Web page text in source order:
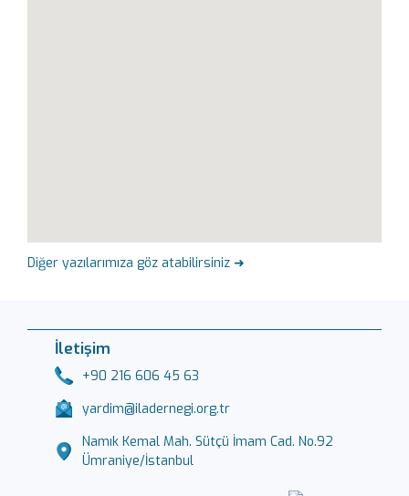
Diğer yazılarımıza göz atabilirsiniz ➜
İletişim
+90 216 606 45 63
yardim@iladernegi.org.tr
Namık Kemal Mah. Sütçü İmam Cad. No.92
Ümraniye/İstanbul